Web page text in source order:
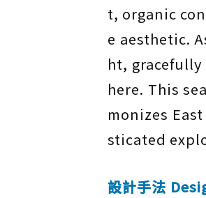
t, organic
e aesthetic.
ht,
here. This
monizes
sticated
設計手法